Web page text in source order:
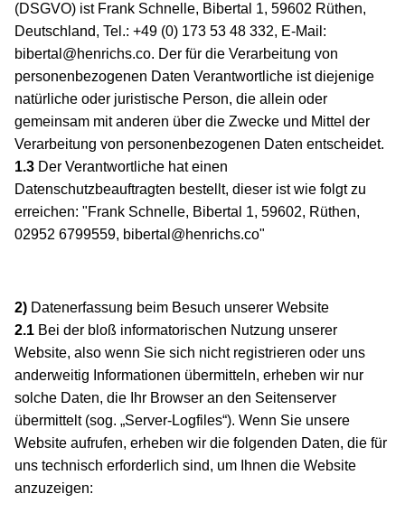
(DSGVO) ist Frank Schnelle, Bibertal 1, 59602 Rüthen,
Deutschland, Tel.: +49 (0) 173 53 48 332, E-Mail:
bibertal@henrichs.co. Der für die Verarbeitung von
personenbezogenen Daten Verantwortliche ist diejenige
natürliche oder juristische Person, die allein oder
gemeinsam mit anderen über die Zwecke und Mittel der
Verarbeitung von personenbezogenen Daten entscheidet.
1.3 Der Verantwortliche hat einen
Datenschutzbeauftragten bestellt, dieser ist wie folgt zu
erreichen: "Frank Schnelle, Bibertal 1, 59602, Rüthen,
02952 6799559, bibertal@henrichs.co"
2) Datenerfassung beim Besuch unserer Website
2.1 Bei der bloß informatorischen Nutzung unserer
Website, also wenn Sie sich nicht registrieren oder uns
anderweitig Informationen übermitteln, erheben wir nur
solche Daten, die Ihr Browser an den Seitenserver
übermittelt (sog. „Server-Logfiles“). Wenn Sie unsere
Website aufrufen, erheben wir die folgenden Daten, die für
uns technisch erforderlich sind, um Ihnen die Website
anzuzeigen: